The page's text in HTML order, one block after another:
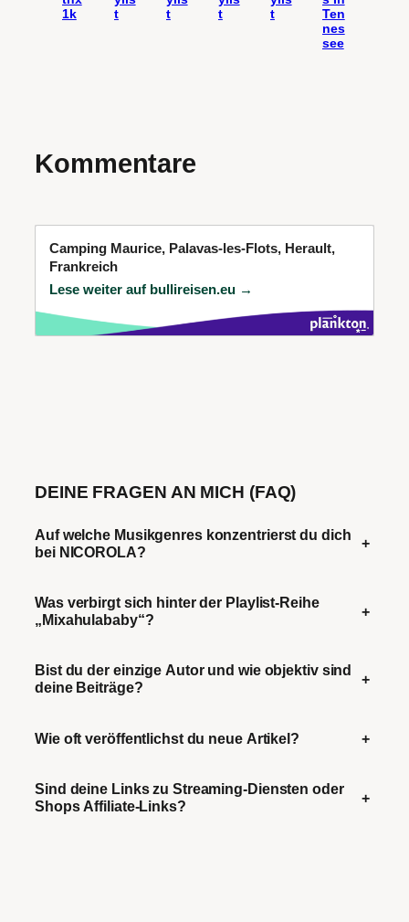
1k
t
t
t
t
Ten
nes
see
Kommentare
Camping Maurice, Palavas-les-Flots, Herault,
Frankreich
Lese weiter auf bullireisen.eu →
DEINE FRAGEN AN MICH (FAQ)
Auf welche Musikgenres konzentrierst du dich
bei NICOROLA?
+
Was verbirgt sich hinter der Playlist-Reihe
„Mixahulababy“?
+
Bist du der einzige Autor und wie objektiv sind
deine Beiträge?
+
Wie oft veröffentlichst du neue Artikel? +
Sind deine Links zu Streaming-Diensten oder
Shops Affiliate-Links?
+